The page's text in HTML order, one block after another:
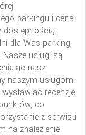
parkingu i cena.
dostępnością
dla Was parking,
Nasze usługi są
nasz
naszym usługom.
recenzje
co
z serwisu
na znalezienie